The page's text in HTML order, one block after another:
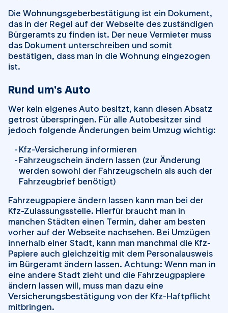
Die Wohnungsgeberbestätigung ist ein Dokument,
das in der Regel auf der Webseite des zuständigen
Bürgeramts zu finden ist. Der neue Vermieter muss
das Dokument unterschreiben und somit
bestätigen, dass man in die Wohnung eingezogen
ist.
Rund um's Auto
Wer kein eigenes Auto besitzt, kann diesen Absatz
getrost überspringen. Für alle Autobesitzer sind
jedoch folgende Änderungen beim Umzug wichtig:
Kfz-Versicherung informieren
Fahrzeugschein ändern lassen (zur Änderung
werden sowohl der Fahrzeugschein als auch der
Fahrzeugbrief benötigt)
Fahrzeugpapiere ändern lassen kann man bei der
Kfz-Zulassungsstelle. Hierfür braucht man in
manchen Städten einen Termin, daher am besten
vorher auf der Webseite nachsehen. Bei Umzügen
innerhalb einer Stadt, kann man manchmal die Kfz-
Papiere auch gleichzeitig mit dem Personalausweis
im Bürgeramt ändern lassen. Achtung: Wenn man in
eine andere Stadt zieht und die Fahrzeugpapiere
ändern lassen will, muss man dazu eine
Versicherungsbestätigung von der Kfz-Haftpflicht
mitbringen.